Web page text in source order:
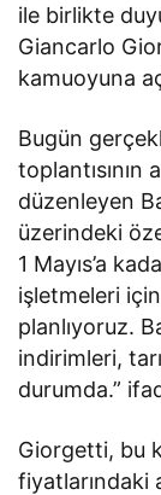
ile birlikte
Giancarlo
kamuoyuna
Bugün
toplantısının
düzenleyen
üzerindeki
1 Mayıs’a
işletmeleri
planlıyoruz.
indirimleri,
durumda.”
Giorgetti, bu
fiyatlarındaki